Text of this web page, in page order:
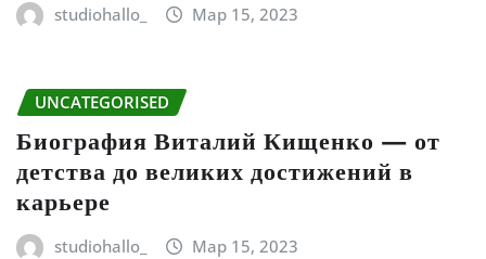
studiohallo_ Мар 15, 2023
UNCATEGORISED
Биография Виталий Кищенко — от
детства до великих достижений в
карьере
studiohallo_ Мар 15, 2023